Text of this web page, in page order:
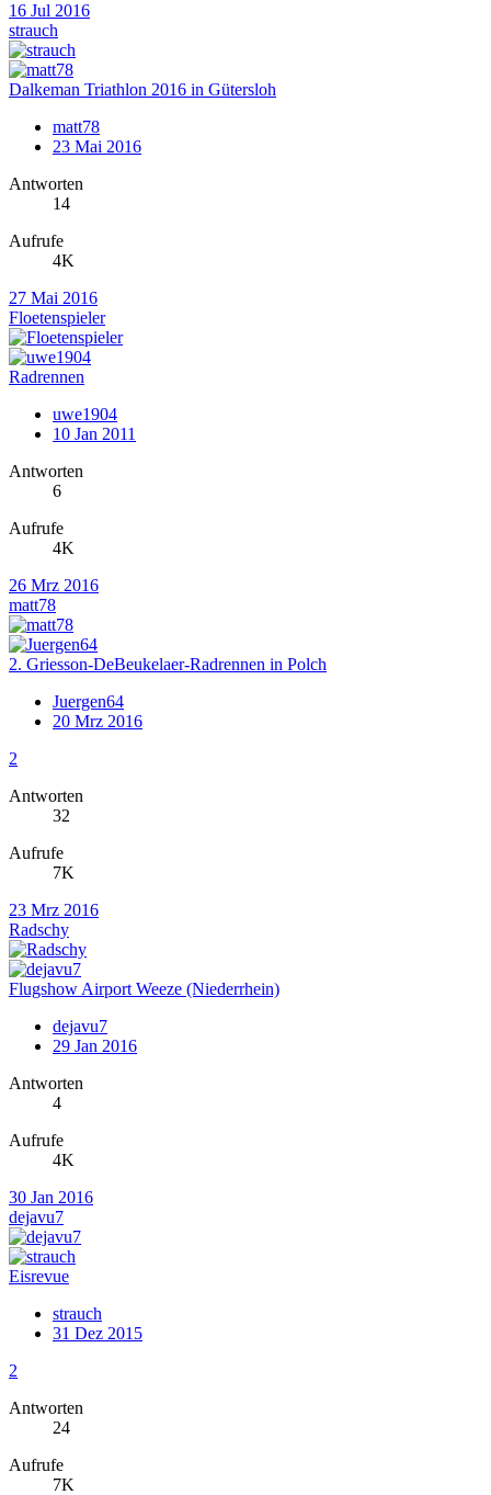
16 Jul 2016
strauch
Dalkeman Triathlon 2016 in Gütersloh
matt78
23 Mai 2016
Antworten
14
Aufrufe
4K
27 Mai 2016
Floetenspieler
Radrennen
uwe1904
10 Jan 2011
Antworten
6
Aufrufe
4K
26 Mrz 2016
matt78
2. Griesson-DeBeukelaer-Radrennen in Polch
Juergen64
20 Mrz 2016
2
Antworten
32
Aufrufe
7K
23 Mrz 2016
Radschy
Flugshow Airport Weeze (Niederrhein)
dejavu7
29 Jan 2016
Antworten
4
Aufrufe
4K
30 Jan 2016
dejavu7
Eisrevue
strauch
31 Dez 2015
2
Antworten
24
Aufrufe
7K